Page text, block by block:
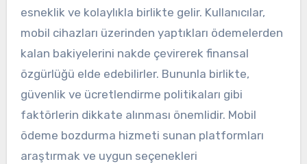
esneklik ve kolaylıkla birlikte gelir. Kullanıcılar,
mobil cihazları üzerinden yaptıkları ödemelerden
kalan bakiyelerini nakde çevirerek finansal
özgürlüğü elde edebilirler. Bununla birlikte,
güvenlik ve ücretlendirme politikaları gibi
faktörlerin dikkate alınması önemlidir. Mobil
ödeme bozdurma hizmeti sunan platformları
araştırmak ve uygun seçenekleri